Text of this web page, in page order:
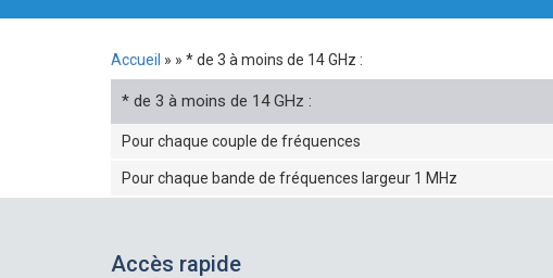
Fil
d'Ariane
Accueil * de 3 à moins de 14 GHz :
* de 3 à moins de 14 GHz :
Pour chaque couple de fréquences
Pour chaque bande de fréquences largeur 1 MHz
Accès rapide